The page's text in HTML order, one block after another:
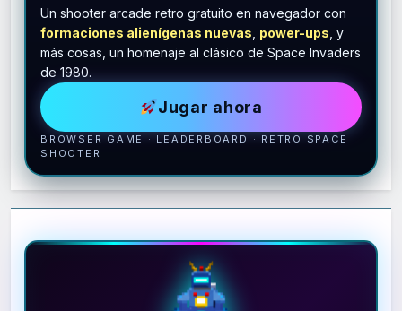
Un shooter arcade retro gratuito en navegador con
formaciones alienígenas nuevas power-ups , y
más cosas, un homenaje al clásico de Space Invaders
de 1980.
Jugar ahora
BROWSER GAME · LEADERBOARD · RETRO SPACE
SHOOTER